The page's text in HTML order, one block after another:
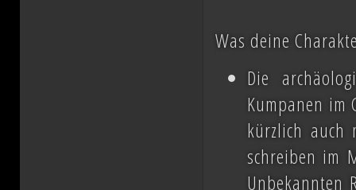
Was deine
Die
Kumpanen im
kürzlich auch
schreiben im
Unbekannten